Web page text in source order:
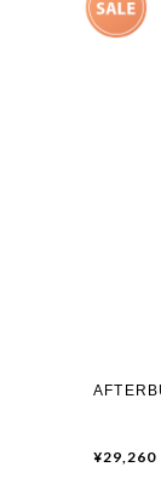
¥29,260